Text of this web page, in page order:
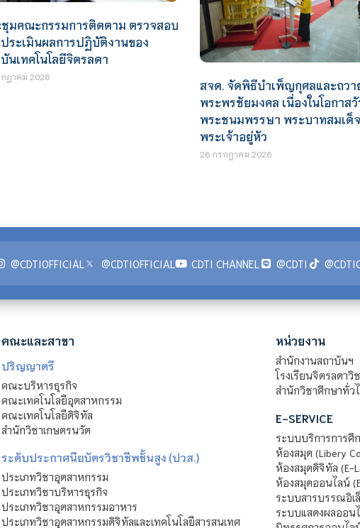
มคณะกรรมการติดตาม ตรวจสอบ
ระเมินผลการปฏิบัติงานของ
นเทคโนโลยีจิตรลดา
กฎาคม 2026
สจด. จัดพิธีบำเพ็ญกุศลและถวา
พระพรชัยมงคล เนื่องในโอกาส
พระชนมพรรษา พระบาทสมเด็จ
พระเจ้าอยู่หัว
26 กรกฎาคม 2026
@CDTIOFFICIAL @CDTIOFFICIAL CDTI CHANNEL @CDTI
คณะและสาขา
ปริญญาตรี
คณะบริหารธุรกิจ
คณะเทคโนโลยีอุตสาหกรรม
คณะเทคโนโลยีดิจิทัล
สำนักวิชาเกษตรนวัต
ระดับประกาศนียบัตรวิชาชีพชั้นสูง (ปวส.)
ประเภทวิชาอุตสาหกรรม
ประเภทวิชาบริหารธุรกิจ
ประเภทวิชาอุตสาหกรรมอาหาร
ประเภทวิชาอุตสาหกรรมดิจิทัลและเทคโนโลยีสารสนเทศ
หน่วยงาน
สำนักงานสถาบันฯ
โรงเรียนจิตรลดาวิ
สำนักวิชาศึกษาทั่ว
E-SERVICE
ระบบบริการการศึก
ห้องสมุด (Libery
ห้องสมุดดิจิทัล (E-
ห้องสมุดออนไลน์
ระบบสารบรรณอิเ
ระบบแสดงผลออน